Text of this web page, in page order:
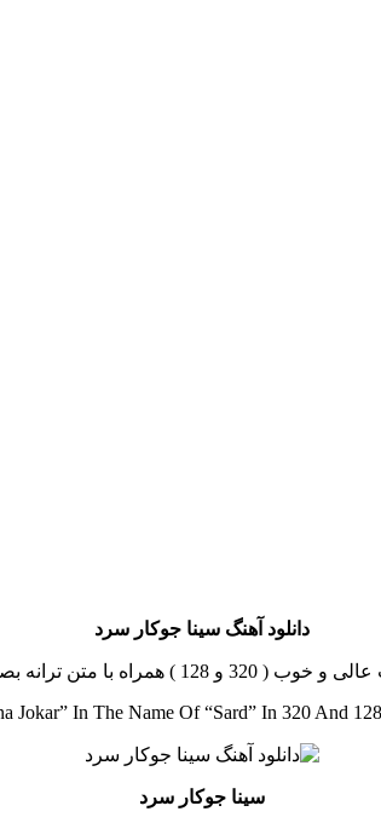
دانلود آهنگ سینا جوکار سرد
مستقیم از رسانه موزیک خوب
Jokar” In The Name Of “Sard” In 320 And
سینا جوکار سرد